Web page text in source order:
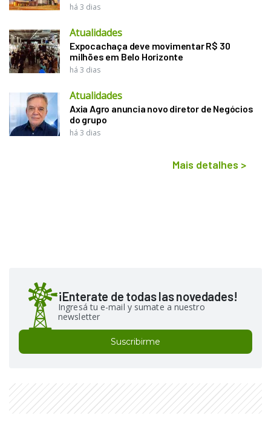
há 3 dias
Atualidades
Expocachaça deve movimentar R$ 30
milhões em Belo Horizonte
há 3 dias
Atualidades
Axia Agro anuncia novo diretor de Negócios
do grupo
há 3 dias
Mais detalhes >
¡Enterate de todas las novedades!
Ingresá tu e-mail y sumate a nuestro
newsletter
Suscribirme